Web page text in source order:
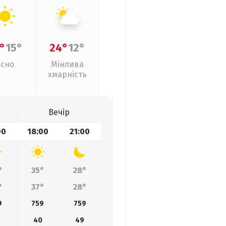
15° 24°12°
Мінлива
хмарність
Вечір
18:00 21:00
35°
28°
37° 28°
759
759
40
49